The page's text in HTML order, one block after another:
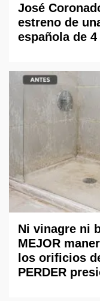
José
estreno de
española de
Ni vinagre ni
MEJOR
los orificios
PERDER